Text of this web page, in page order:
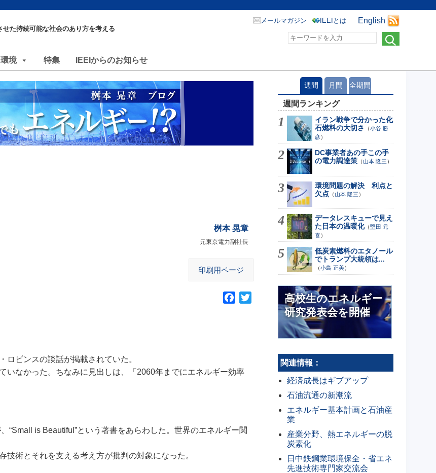
せた持続可能な社会のあり方を考える
English
メールマガジン IEEIとは
境 特集 IEEIからのお知らせ
桝本 晃章
元東京電力副社長
印刷用ページ
o
ビンスの談話が掲載されていた。
なかった。ちなみに見出しは、「2060年までにエネルギー効率
is Beautiful”という著書をあらわした。世界のエネルギー関
術とそれを支える考え方が批判の対象になった。
週間 月間 全期間
週間ランキング
イラン戦争で分かった化
石燃料の大切さ
（小谷 勝
彦）
DC事業者あの手この手
の電力調達策 （山本 隆三 ）
環境問題の解決 利点と
欠点 （山本 隆三 ）
データレスキューで見え
た日本の温暖化（堅田 元
喜）
低炭素燃料のエタノール
でトランプ大統領は...
（小島 正美）
高校生のエネルギー
研究発表会を開催
関連情報：
経済成長はギブアップ
石油流通の新潮流
エネルギー基本計画と石油産
業
産業分野、熱エネルギーの脱
炭素化
日中鉄鋼業環境保全・省エネ
先進技術専門家交流会